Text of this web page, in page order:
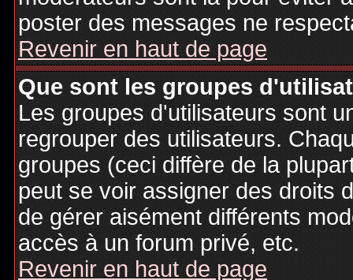
poster des messages ne
Revenir en haut de page
Que sont les groupes
Les groupes d'utilisateurs sont
regrouper des utilisateurs.
groupes (ceci diffère de la
peut se voir assigner des droits
de gérer aisément différents
accès à un forum privé, etc.
Revenir en haut de page